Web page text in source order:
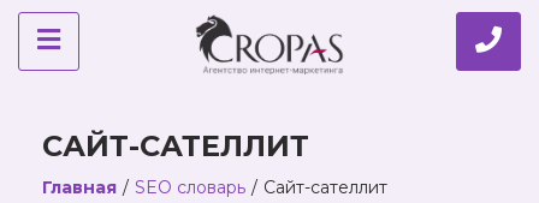
САЙТ-САТЕЛЛИТ
Главная / SEO словарь / Сайт-сателлит